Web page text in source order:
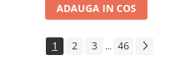
ADAUGA IN COS
1 2 3 ... 46